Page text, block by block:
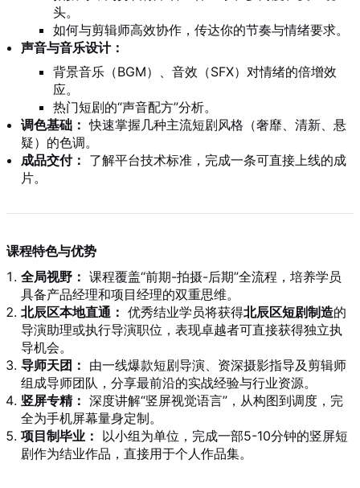
头。
如何与剪辑师高效协作，传达你的节奏与情绪要求。
声音与音乐设计：
背景音乐（BGM）、音效（SFX）对情绪的倍增效
应。
热门短剧的“声音配方”分析。
调色基础： 快速掌握几种主流短剧风格（奢靡、清新、悬
疑）的色调。
成品交付： 了解平台技术标准，完成一条可直接上线的成
片。
课程特色与优势
全局视野： 课程覆盖“前期-拍摄-后期”全流程，培养学员
具备产品经理和项目经理的双重思维。
北辰区本地直通： 优秀结业学员将获得北辰区短剧制造的
导演助理或执行导演职位，表现卓越者可直接获得独立执
导机会。
导师天团： 由一线爆款短剧导演、资深摄影指导及剪辑师
组成导师团队，分享最前沿的实战经验与行业资源。
竖屏专精： 深度讲解“竖屏视觉语言”，从构图到调度，完
全为手机屏幕量身定制。
项目制毕业： 以小组为单位，完成一部5-10分钟的竖屏短
剧作为结业作品，直接用于个人作品集。